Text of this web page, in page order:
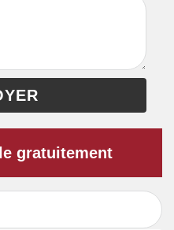
gratuitement